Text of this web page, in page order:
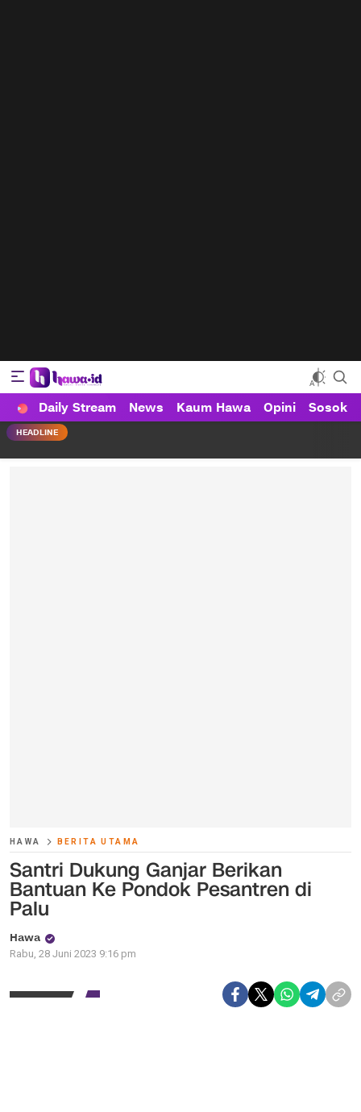
HAWA
Haluan Wanita Indonesia
Daily Stream News Kaum Hawa Opini Sosok
HEADLINE
HAWA BERITA UTAMA
Santri Dukung Ganjar Berikan
Bantuan Ke Pondok Pesantren di
Palu
Hawa
Rabu, 28 Juni 2023 9:16 pm